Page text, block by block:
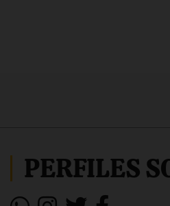
PERFILES